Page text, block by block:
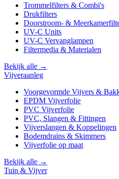
Trommelfilters & Combi's
Drukfilters
Doorstroom- &
UV-C Units
UV-C Vervanglampen
Filtermedia & Materialen
Bekijk alle →
Vijveraanleg
Voorgevormde Vijvers &
EPDM Vijverfolie
PVC Vijverfolie
PVC, Slangen & Fittingen
Vijverslangen & Koppelingen
Bodemdrains & Skimmers
Vijverfolie op maat
Bekijk alle →
Tuin & Vijver